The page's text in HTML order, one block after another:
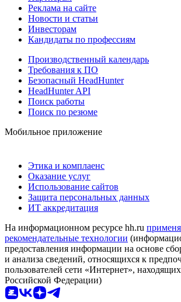
Реклама на сайте
Новости и статьи
Инвесторам
Кандидаты по профессиям
Производственный календарь
Требования к ПО
Безопасный HeadHunter
HeadHunter API
Поиск работы
Поиск по резюме
Мобильное приложение
Этика и комплаенс
Оказание услуг
Использование сайтов
Защита персональных данных
ИТ аккредитация
На информационном ресурсе hh.ru
рекомендательные технологии
предоставления информации на основе
и анализа сведений, относящихся к
пользователей сети «Интернет»,
Российской Федерации)